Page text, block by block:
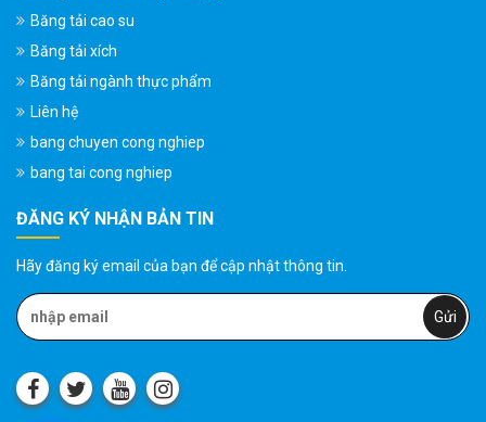
Băng tải cao su
Băng tải xích
Băng tải ngành thực phẩm
Liên hệ
bang chuyen cong nghiep
bang tai cong nghiep
ĐĂNG KÝ NHẬN BẢN TIN
Hãy đăng ký email của bạn để cập nhật thông tin.